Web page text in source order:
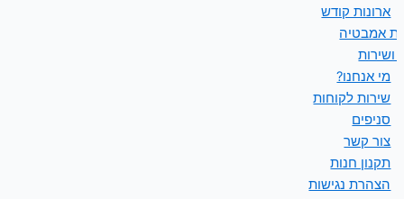
ארונות קודש
אמבטיה
ושירות
מי אנחנו?
שירות לקוחות
סניפים
צור קשר
תקנון חנות
הצהרת נגישות